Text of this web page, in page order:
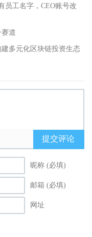
员工名字，CEO账号改
道
多元化区块链投资生态
提交评论
昵称 (必填)
邮箱 (必填)
网址